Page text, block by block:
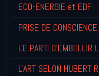
ECO-ENERGIE et EDF
PRISE DE
LE PARTI D'EMBELLIR
L'ART SELON HUBERT